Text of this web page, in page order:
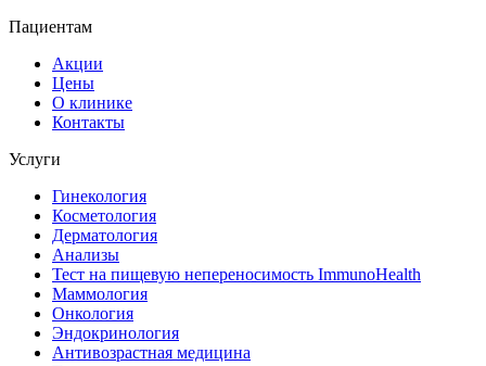
Пациентам
Акции
Цены
О клинике
Контакты
Услуги
Гинекология
Косметология
Дерматология
Анализы
Тест на пищевую непереносимость ImmunoHealth
Маммология
Онкология
Эндокринология
Антивозрастная медицина